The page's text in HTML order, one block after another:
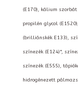
(E170), kálium
propilén glycol
(brilliánskék E133),
színezék (E124)*,
színezék (E555),
hidrogénezett